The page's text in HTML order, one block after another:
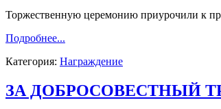
Торжественную церемонию приурочили к
Подробнее...
Категория: Награждение
ЗА ДОБРОСОВЕСТНЫЙ